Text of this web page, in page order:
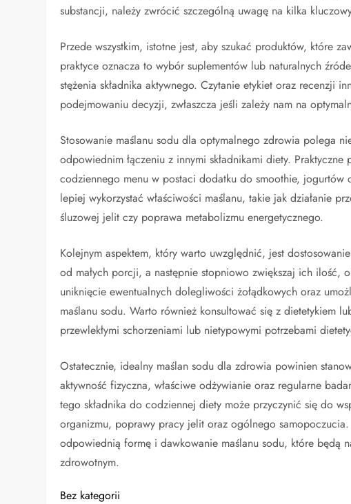
substancji, należy zwrócić szczególną uwagę na kilka
Przede wszystkim, istotne jest, aby szukać produktów, które
praktyce oznacza to wybór suplementów lub naturalnych
stężenia składnika aktywnego. Czytanie etykiet oraz recenzji
podejmowaniu decyzji, zwłaszcza jeśli zależy nam na
Stosowanie maślanu sodu dla optymalnego zdrowia polega
odpowiednim łączeniu z innymi składnikami diety.
codziennego menu w postaci dodatku do smoothie, jogurtów
lepiej wykorzystać właściwości maślanu, takie jak działanie
śluzowej jelit czy poprawa metabolizmu energetycznego.
Kolejnym aspektem, który warto uwzględnić, jest
od małych porcji, a następnie stopniowo zwiększaj ich ilość,
uniknięcie ewentualnych dolegliwości żołądkowych oraz
maślanu sodu. Warto również konsultować się z dietetykiem
przewlekłymi schorzeniami lub nietypowymi potrzebami
Ostatecznie, idealny maślan sodu dla zdrowia powinien
aktywność fizyczna, właściwe odżywianie oraz regularne
tego składnika do codziennej diety może przyczynić się do
organizmu, poprawy pracy jelit oraz ogólnego
odpowiednią formę i dawkowanie maślanu sodu, które
zdrowotnym.
Bez kategorii